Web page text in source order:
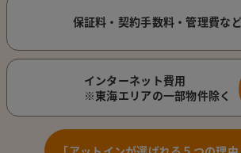
保証料・契約手数料・管理費な
インターネット費用
※東海エリアの一部物件除く